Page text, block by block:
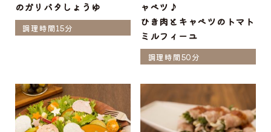
のガリバタしょうゆ
調理時間15分
ャベツ♪
ひき肉とキャベツのトマト
ミルフィーユ
調理時間50分